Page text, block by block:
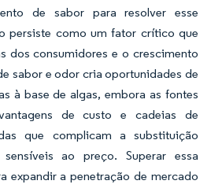
de sabor para resolver esse
persiste como um fator crítico que
dos consumidores e o crescimento
sabor e odor cria oportunidades de
à base de algas, embora as fontes
de custo e cadeias de
que complicam a substituição
ao preço. Superar essa
expandir a penetração de mercado